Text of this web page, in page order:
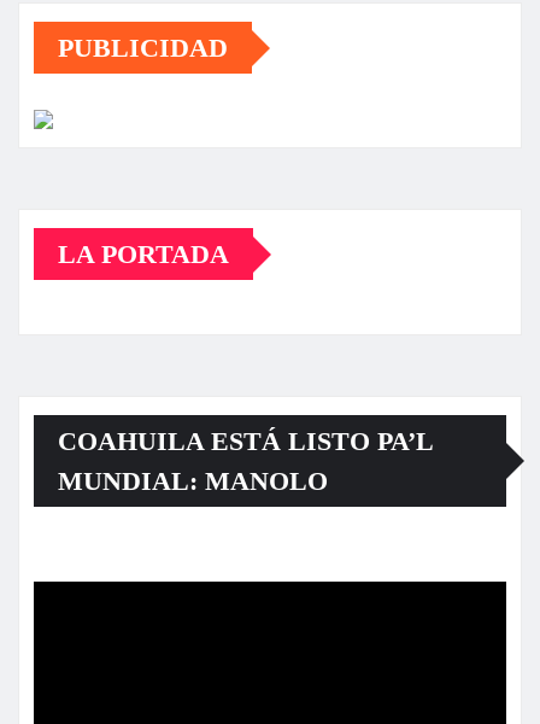
PUBLICIDAD
LA PORTADA
COAHUILA ESTÁ LISTO PA’L
MUNDIAL: MANOLO